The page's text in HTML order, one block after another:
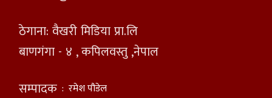
ठेगाना: वैखरी मिडिया प्रा.लि
बाणगंगा - ४ , कपिलवस्तु ,नेपाल
सम्पादक : रमेश पौडेल